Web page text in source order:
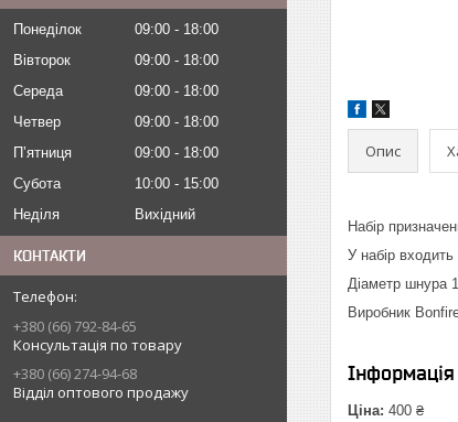
Понеділок 09:00
18:00
Вівторок
09:00
18:00
Середа
09:00
18:00
Четвер
09:00
18:00
Пʼятниця
09:00
18:00
Субота
10:00
15:00
Неділя
Вихідний
КОНТАКТИ
+380 (66) 792-84-65
Консультація по товару
+380 (66) 274-94-68
Відділ оптового продажу
Опис
Набір
У набір
Діаметр шнура
Виробник
Ціна: 400 ₴